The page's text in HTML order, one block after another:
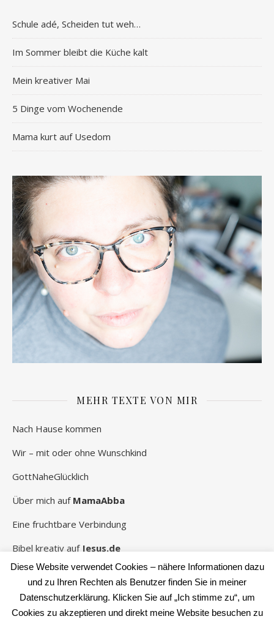
Schule adé, Scheiden tut weh…
Im Sommer bleibt die Küche kalt
Mein kreativer Mai
5 Dinge vom Wochenende
Mama kurt auf Usedom
MEHR TEXTE VON MIR
Nach Hause kommen
Wir – mit oder ohne Wunschkind
GottNaheGlücklich
Über mich auf MamaAbba
Eine fruchtbare Verbindung
Bibel kreativ auf Jesus.de
2026 Rebekka Schwaneberg ©
Diese Website verwendet Cookies – nähere Informationen dazu
und zu Ihren Rechten als Benutzer finden Sie in meiner
Datenschutzerklärung. Klicken Sie auf „Ich stimme zu“, um
Cookies zu akzeptieren und direkt meine Website besuchen zu